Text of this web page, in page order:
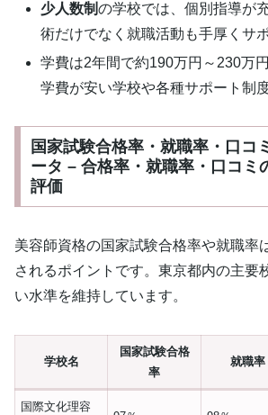
少人数制の学校では、個別指導が
術だけでなく就職活動も手厚くサ
学費は2年間で約190万円～230万
学費が安い学校や各種サポート制
国家試験合格率・就職率・口コ
ータ – 合格率・就職率・口コミ
評価
美容師資格の国家試験合格率や就職率
されるポイントです。東京都内の主要
い水準を維持しています。
学校名
国家試験合格
率
就職率
国際文化理容